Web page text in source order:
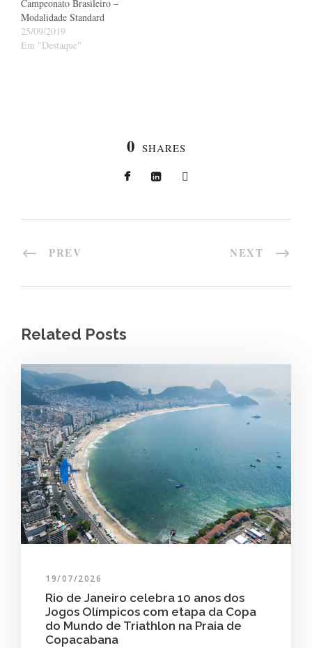
Campeonato Brasileiro –
Modalidade Standard
25/09/2019
Em "Destaque"
0 SHARES
PREV NEXT
Related Posts
19/07/2026
Rio de Janeiro celebra 10 anos dos
Jogos Olímpicos com etapa da Copa
do Mundo de Triathlon na Praia de
Copacabana